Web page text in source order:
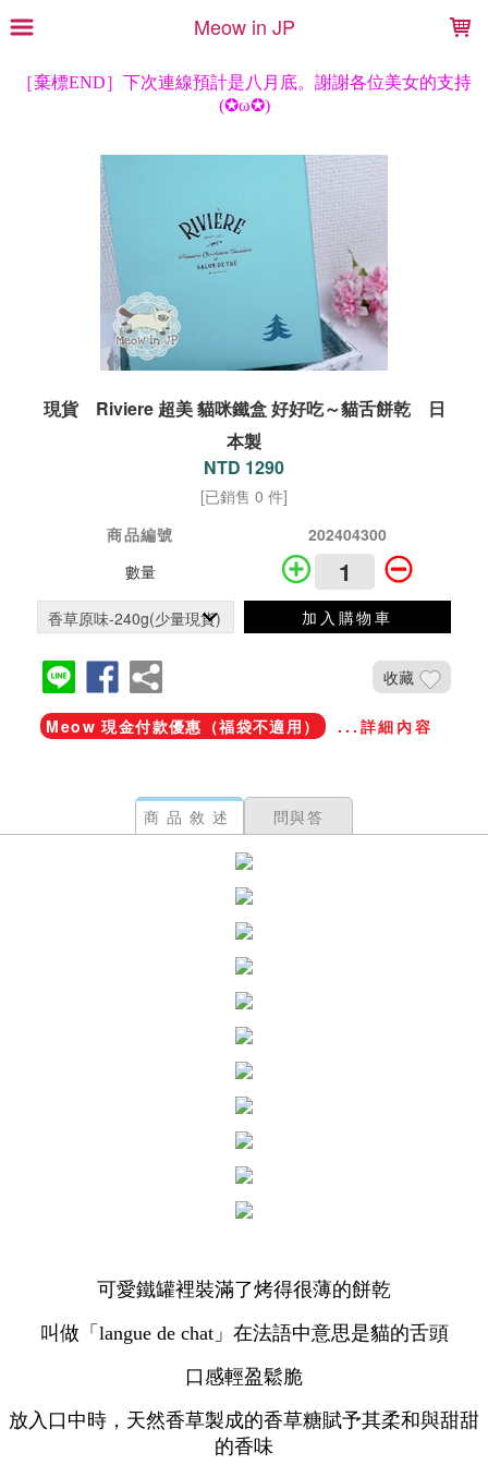
Meow in JP
現貨 Riviere 超美 貓咪鐵盒 好好吃～貓舌餅乾 日
本製
NTD 1290
[已銷售 0 件]
商品編號
202404300
數量
加入購物車
收藏
Meow 現金付款優惠（福袋不適用） ...詳細內容
商品敘述 問與答